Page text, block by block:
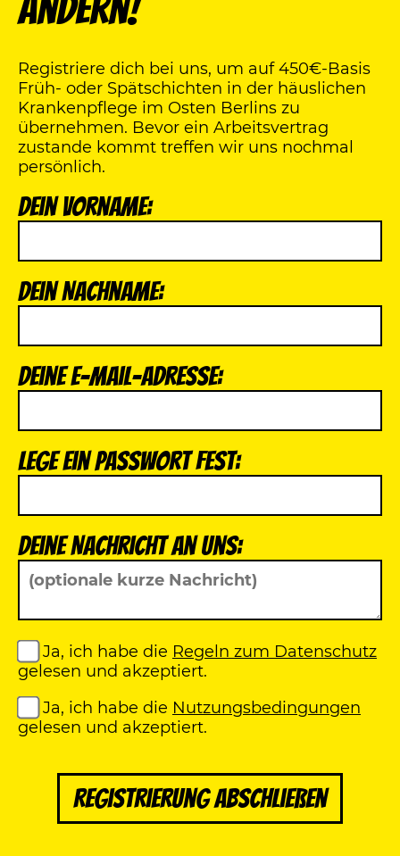
ändern!
Registriere dich bei uns, um auf 450€-Basis
Früh- oder Spätschichten in der häuslichen
Krankenpflege im Osten Berlins zu
übernehmen. Bevor ein Arbeitsvertrag
zustande kommt treffen wir uns nochmal
persönlich.
Dein Vorname:
Dein Nachname:
Deine E-Mail-Adresse:
Lege ein Passwort fest:
Deine Nachricht an uns:
Ja, ich habe die Regeln zum Datenschutz
gelesen und akzeptiert.
Ja, ich habe die Nutzungsbedingungen
gelesen und akzeptiert.
Registrierung abschließen